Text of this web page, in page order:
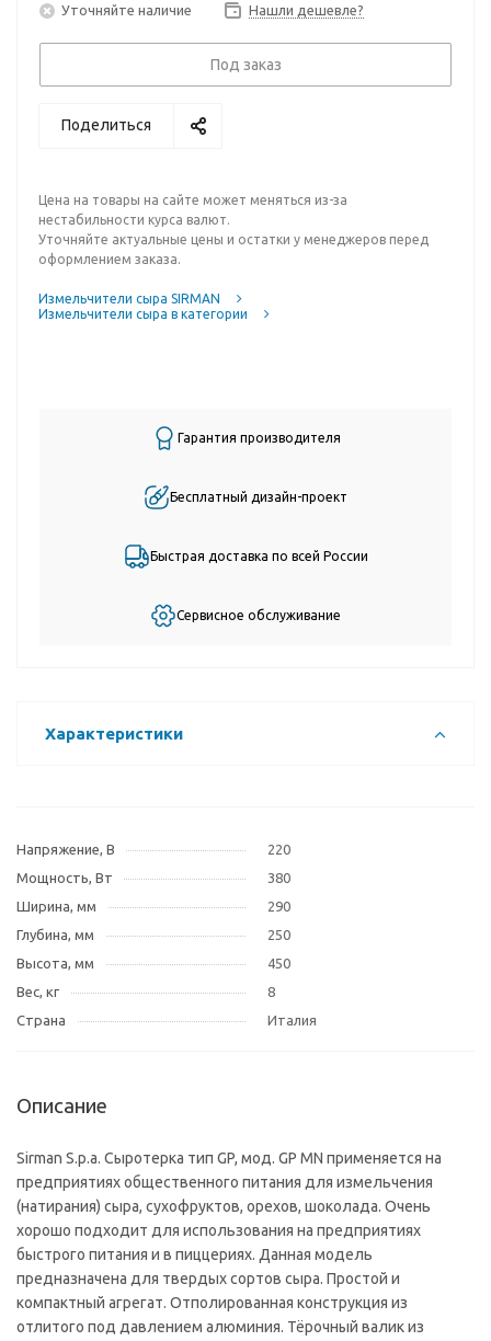
Уточняйте наличие Нашли дешевле?
Под заказ
Поделиться
Цена на товары на сайте может меняться из-за
нестабильности курса валют.
Уточняйте актуальные цены и остатки у менеджеров перед
оформлением заказа.
Измельчители сыра SIRMAN
Измельчители сыра в категории
Гарантия производителя
Бесплатный дизайн-проект
Быстрая доставка по всей России
Сервисное обслуживание
Характеристики
Напряжение, В
220
Мощность, Вт
380
Ширина, мм
290
Глубина, мм
250
Высота, мм
450
Вес, кг
8
Страна
Италия
Описание
Sirman S.p.a. Сыротерка тип GP, мод. GP MN применяется на
предприятиях общественного питания для измельчения
(натирания) сыра, сухофруктов, орехов, шоколада. Очень
хорошо подходит для использования на предприятиях
быстрого питания и в пиццериях. Данная модель
предназначена для твердых сортов сыра. Простой и
компактный агрегат. Отполированная конструкция из
отлитого под давлением алюминия. Тёрочный валик из